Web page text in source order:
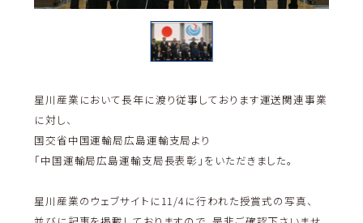
星川産業において長年に渡り従事しております運送関連事業
に対し、
国交省中国運輸局広島運輸支局より
「中国運輸局広島運輸支局長表彰」をいただきました。
星川産業のウェブサイトに11/4に行われた授賞式の写真、